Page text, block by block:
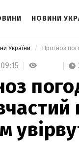
НОВИНИ
України
09:15